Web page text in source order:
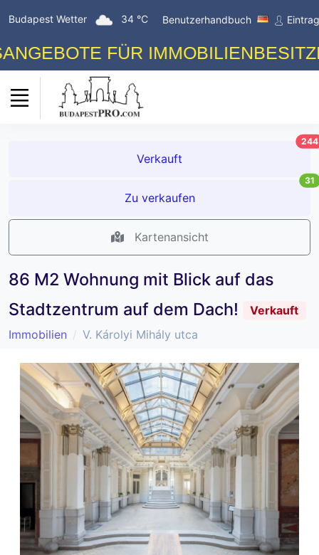
Budapest Wetter 34 °C Benutzerhandbuch
FÜR
Verkauft
244
Zu verkaufen
31
Kartenansicht
86 M2 Wohnung mit Blick auf das
Stadtzentrum auf dem Dach!
Verkauft
Immobilien
V. Károlyi Mihály utca